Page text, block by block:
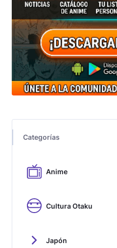
Categorías
Anime
Cultura Otaku
Japón